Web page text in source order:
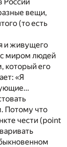
вещи,
(то есть
и живущего
миром людей
который его
«Я
Потому что
чести (point